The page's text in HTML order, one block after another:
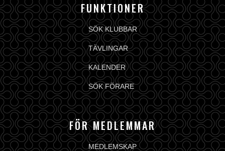
FUNKTIONER
SÖK KLUBBAR
TÄVLINGAR
KALENDER
SÖK FÖRARE
FÖR MEDLEMMAR
MEDLEMSKAP